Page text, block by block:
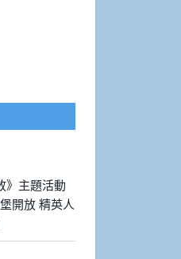
》主題活動
開放 精英人